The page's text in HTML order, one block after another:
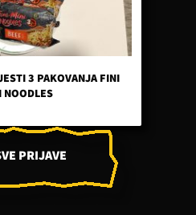
3 PAKOVANJA FINI
NOODLES
PRIJAVE